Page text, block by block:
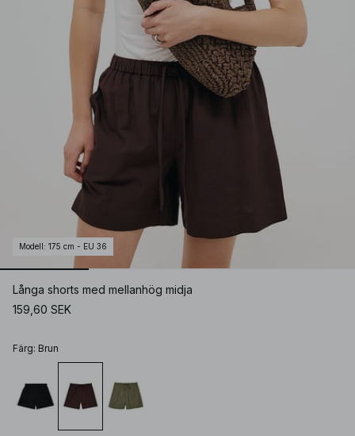
Modell : 175 cm - EU 36
Långa shorts med mellanhög midja
159,60 SEK
Färg: Brun